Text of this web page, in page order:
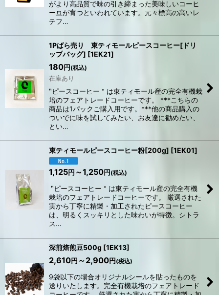
がより高品質で味の引き締まった美味しいコーヒ
ー豆が育つといわれています。元々標高の高いレ
テフ…
1Pばら売り 東ティモールピースコーヒー[ドリ
ップバッグ] [1EK21]
180円(税込)
在庫あり
‶ピースコーヒー＂は東ティモール産の完全有機栽
培のフェアトレードコーヒーです。 ***こちらの
商品は1パックご購入用です。***他の商品購入の
ついでに味を試してみたい、お友達に勧めたい、
とい…
東ティモールピースコーヒー粉[200g] [1EK01]
1,125円 ～1,250円 (税込)
‶ピースコーヒー＂は東ティモール産の完全有機
栽培のフェアトレードコーヒーです。 厳選された
実から丁寧に精製・加工されたピースコーヒー
は、明るくスッキリとした味わいが特徴。シトラ
ス…
深煎焙煎豆500g [1EK13]
2,610円 ～2,900円 (税込)
9袋以下の場合オリジナルシールを貼ったものを
送りいたします。完全有機栽培のフェアトレード